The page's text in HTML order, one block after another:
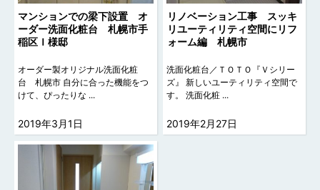
マンションでの梁下設置 オ
ーダー洗面化粧台 札幌市手
稲区Ｉ様邸
オーダー製オリジナル洗面化粧
台 札幌市 自分に合った機能をつ
けて、ぴったりな ...
2019年3月1日
リノベーション工事 スッキ
リユーティリティ空間にリフ
ォーム編 札幌市
洗面化粧台／ＴＯＴＯ『Ｖシリー
ズ』 新しいユーティリティ空間で
す。 洗面化粧 ...
2019年2月27日